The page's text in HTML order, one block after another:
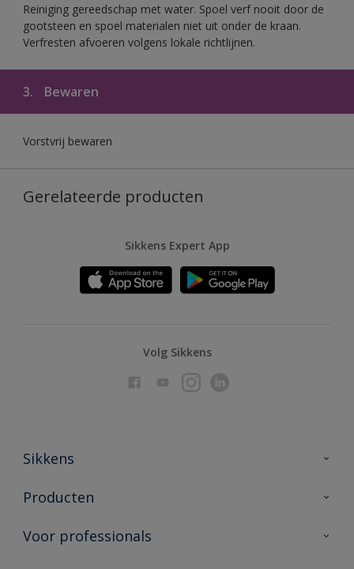
Reiniging gereedschap met water. Spoel verf nooit door de
gootsteen en spoel materialen niet uit onder de kraan.
Verfresten afvoeren volgens lokale richtlijnen.
3. Bewaren
Vorstvrij bewaren
Gerelateerde producten
Sikkens Expert App
Volg Sikkens
Sikkens
Over Sikkens
Duurzaamheid
Producten
Producten voor binnen
Voor professionals